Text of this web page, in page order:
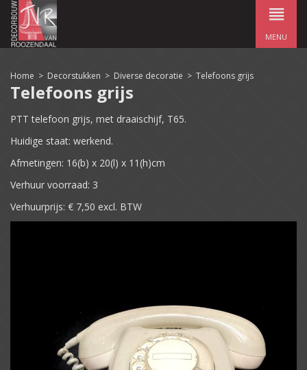
MENU
Home > Decorstukken > Diverse decoratie > Telefoons grijs
Telefoons grijs
PTT telefoon grijs, met draaischijf, T65.
Huidige staat: werkend.
Afmetingen: 16(b) x 20(l) x 11(h)cm
Verhuur voorraad: 3
Verhuurprijs: € 7,50 excl. BTW